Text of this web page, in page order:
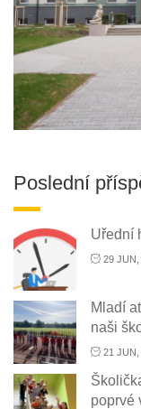
Poslední
Uřední
29 JUN,
Mladí
naši
21 JUN,
poprvé